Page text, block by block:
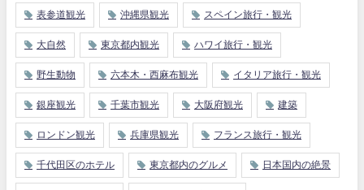
表参道観光 沖縄県観光 スペイン旅行・観光
大自然 東京都内観光 ハワイ旅行・観光
野生動物 六本木・西麻布観光 イタリア旅行・観光
銀座観光 千葉市観光 大阪府観光 建築
ロンドン観光 兵庫県観光 フランス旅行・観光
千代田区のホテル 東京都内のグルメ 日本国内の絶景